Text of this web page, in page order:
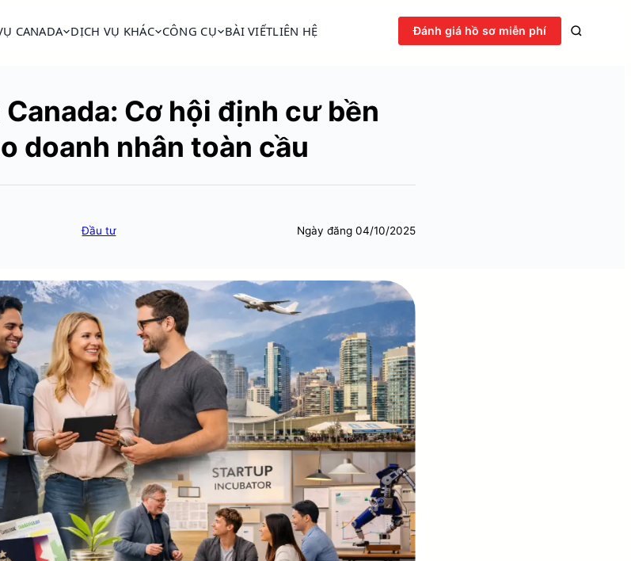
CANADA DỊCH VỤ KHÁC CÔNG CỤ BÀI VIẾTLIÊN HỆ Đánh giá hồ sơ miễn phí
Cơ hội định cư bền
doanh nhân toàn cầu
Đầu tư Ngày đăng 04/10/2025